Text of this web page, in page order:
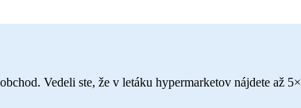
Vedeli ste, že v letáku hypermarketov nájdete až 5×